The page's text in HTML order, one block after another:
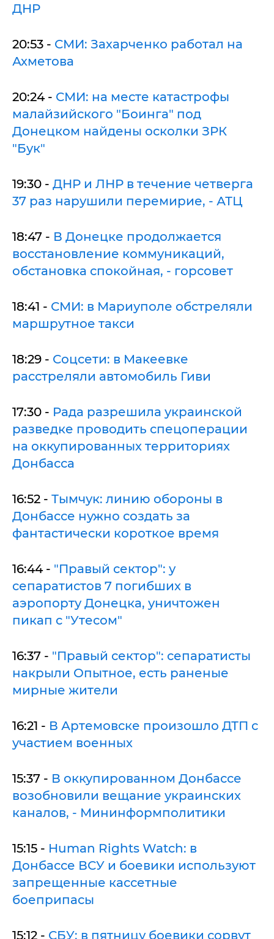
ДНР
20:53 - СМИ: Захарченко работал на
Ахметова
20:24 - СМИ: на месте катастрофы
малайзийского "Боинга" под
Донецком найдены осколки ЗРК
"Бук"
19:30 - ДНР и ЛНР в течение четверга
37 раз нарушили перемирие, - АТЦ
18:47 - В Донецке продолжается
восстановление коммуникаций,
обстановка спокойная, - горсовет
18:41 - СМИ: в Мариуполе обстреляли
маршрутное такси
18:29 - Соцсети: в Макеевке
расстреляли автомобиль Гиви
17:30 - Рада разрешила украинской
разведке проводить спецоперации
на оккупированных территориях
Донбасса
16:52 - Тымчук: линию обороны в
Донбассе нужно создать за
фантастически короткое время
16:44 - "Правый сектор": у
сепаратистов 7 погибших в
аэропорту Донецка, уничтожен
пикап с "Утесом"
16:37 - "Правый сектор": сепаратисты
накрыли Опытное, есть раненые
мирные жители
16:21 - В Артемовске произошло ДТП с
участием военных
15:37 - В оккупированном Донбассе
возобновили вещание украинских
каналов, - Мининформполитики
15:15 - Human Rights Watch: в
Донбассе ВСУ и боевики используют
запрещенные кассетные
боеприпасы
15:12 - СБУ: в пятницу боевики сорвут